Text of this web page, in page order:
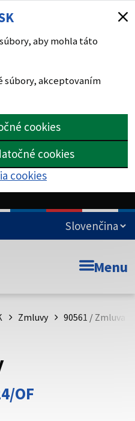
aby mohla táto
súbory, akceptovaním
cookies
cookies
cookies
Prešovského
že zdieľate informácie iba
Zabezpečená stránka
domény webového sídla.
Menu
Zmluvy 90561 / Zmluva
OF